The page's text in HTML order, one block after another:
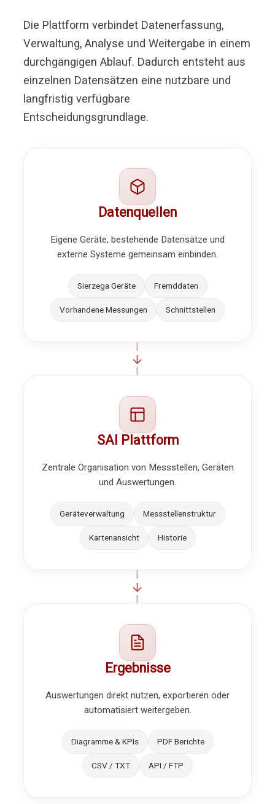
Die Plattform verbindet Datenerfassung,
Verwaltung, Analyse und Weitergabe in einem
durchgängigen Ablauf. Dadurch entsteht aus
einzelnen Datensätzen eine nutzbare und
langfristig verfügbare
Entscheidungsgrundlage.
Datenquellen
Eigene Geräte, bestehende Datensätze und
externe Systeme gemeinsam einbinden.
Sierzega Geräte Fremddaten
Vorhandene Messungen Schnittstellen
SAI Plattform
Zentrale Organisation von Messstellen, Geräten
und Auswertungen.
Geräteverwaltung Messstellenstruktur
Kartenansicht Historie
Ergebnisse
Auswertungen direkt nutzen, exportieren oder
automatisiert weitergeben.
Diagramme & KPIs PDF Berichte
CSV / TXT API / FTP